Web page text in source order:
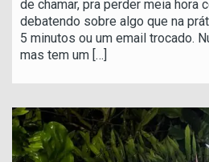
de chamar, pra perder meia hora
debatendo sobre algo que na
5 minutos ou um email trocado.
mas tem um […]